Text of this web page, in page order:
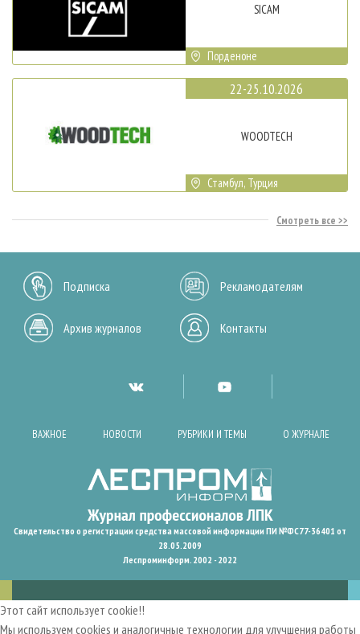
SICAM
Порденоне
22-25.10.2026
WOODTECH
Стамбул, Турция
Смотреть все
Подписка Рекламодателям
Архив журналов Контакты
ВАЖНОЕ НОВОСТИ РУБРИКИ И ТЕМЫ О ЖУРНАЛЕ
Свидетельство о регистрации средства массовой информации ПИ №ФС77-36401 от
28.05.2009
Леспроминформ. 2002 - 2022
Этот сайт использует cookie!!
Мы используем cookies и аналогичные технологии для улучшения работы